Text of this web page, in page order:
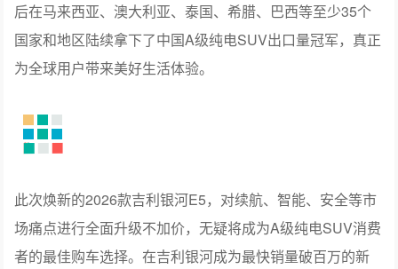
后在马来西亚、澳大利亚、泰国、希腊、巴西等至少35个
国家和地区陆续拿下了中国A级纯电SUV出口量冠军，真正
为全球用户带来美好生活体验。
此次焕新的2026款吉利银河E5，对续航、智能、安全等市
场痛点进行全面升级不加价，无疑将成为A级纯电SUV消费
者的最佳购车选择。在吉利银河成为最快销量破百万的新